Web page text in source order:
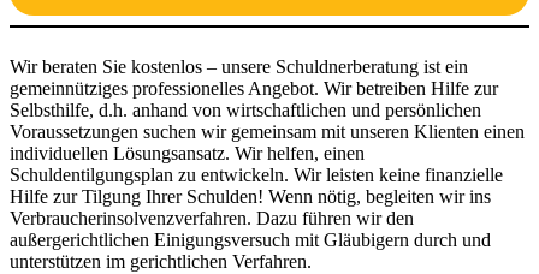
Wir beraten Sie kostenlos – unsere Schuldnerberatung ist ein
gemeinnütziges professionelles Angebot. Wir betreiben Hilfe zur
Selbsthilfe, d.h. anhand von wirtschaftlichen und persönlichen
Voraussetzungen suchen wir gemeinsam mit unseren Klienten einen
individuellen Lösungsansatz. Wir helfen, einen
Schuldentilgungsplan zu entwickeln. Wir leisten keine finanzielle
Hilfe zur Tilgung Ihrer Schulden! Wenn nötig, begleiten wir ins
Verbraucherinsolvenzverfahren. Dazu führen wir den
außergerichtlichen Einigungsversuch mit Gläubigern durch und
unterstützen im gerichtlichen Verfahren.